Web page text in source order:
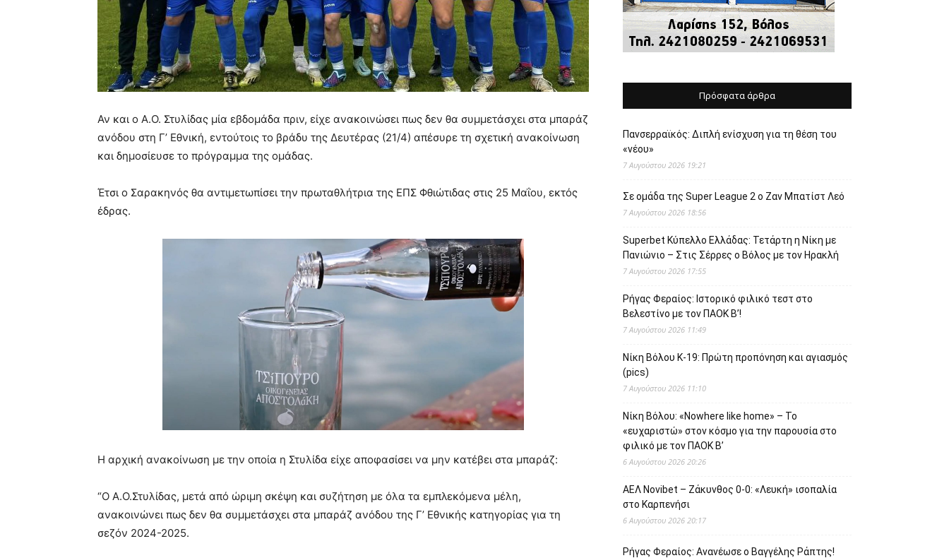
Αν και ο Α.Ο. Στυλίδας μία εβδομάδα πριν, είχε ανακοινώσει πως δεν θα συμμετάσχει στα μπαράζ
ανόδου στη Γ’ Εθνική, εντούτοις το βράδυ της Δευτέρας (21/4) απέσυρε τη σχετική ανακοίνωση
και δημοσίευσε το πρόγραμμα της ομάδας.
Έτσι ο Σαρακηνός θα αντιμετωπίσει την πρωταθλήτρια της ΕΠΣ Φθιώτιδας στις 25 Μαΐου, εκτός
έδρας.
Η αρχική ανακοίνωση με την οποία η Στυλίδα είχε αποφασίσει να μην κατέβει στα μπαράζ:
“Ο Α.Ο.Στυλίδας, μετά από ώριμη σκέψη και συζήτηση με όλα τα εμπλεκόμενα μέλη,
ανακοινώνει πως δεν θα συμμετάσχει στα μπαράζ ανόδου της Γ’ Εθνικής κατηγορίας για τη
σεζόν 2024-2025.
Πρόσφατα άρθρα
Πανσερραϊκός: Διπλή ενίσχυση για τη θέση του
«νέου»
7 Αυγούστου 2026 19:21
Σε ομάδα της Super League 2 o Ζαν Μπατίστ Λεό
7 Αυγούστου 2026 18:56
Superbet Κύπελλο Ελλάδας: Τετάρτη η Νίκη με
Πανιώνιο – Στις Σέρρες ο Βόλος με τον Ηρακλή
7 Αυγούστου 2026 17:55
Ρήγας Φεραίος: Ιστορικό φιλικό τεστ στο
Βελεστίνο με τον ΠΑΟΚ Β’!
7 Αυγούστου 2026 11:49
Νίκη Βόλου Κ-19: Πρώτη προπόνηση και αγιασμός
(pics)
7 Αυγούστου 2026 11:10
Νίκη Βόλου: «Nowhere like home» – Το
«ευχαριστώ» στον κόσμο για την παρουσία στο
φιλικό με τον ΠΑΟΚ Β’
6 Αυγούστου 2026 20:26
ΑΕΛ Novibet – Ζάκυνθος 0-0: «Λευκή» ισοπαλία
στο Καρπενήσι
6 Αυγούστου 2026 20:17
Ρήγας Φεραίος: Ανανέωσε ο Βαγγέλης Ράπτης!